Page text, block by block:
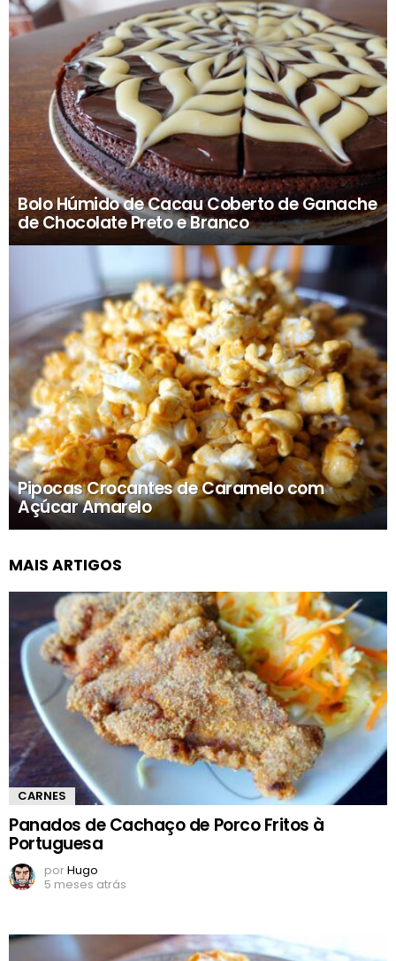
Bolo Húmido de Cacau Coberto de Ganache
de Chocolate Preto e Branco
Pipocas Crocantes de Caramelo com
Açúcar Amarelo
MAIS ARTIGOS
CARNES
Panados de Cachaço de Porco Fritos à
Portuguesa
porHugo
5 meses atrás